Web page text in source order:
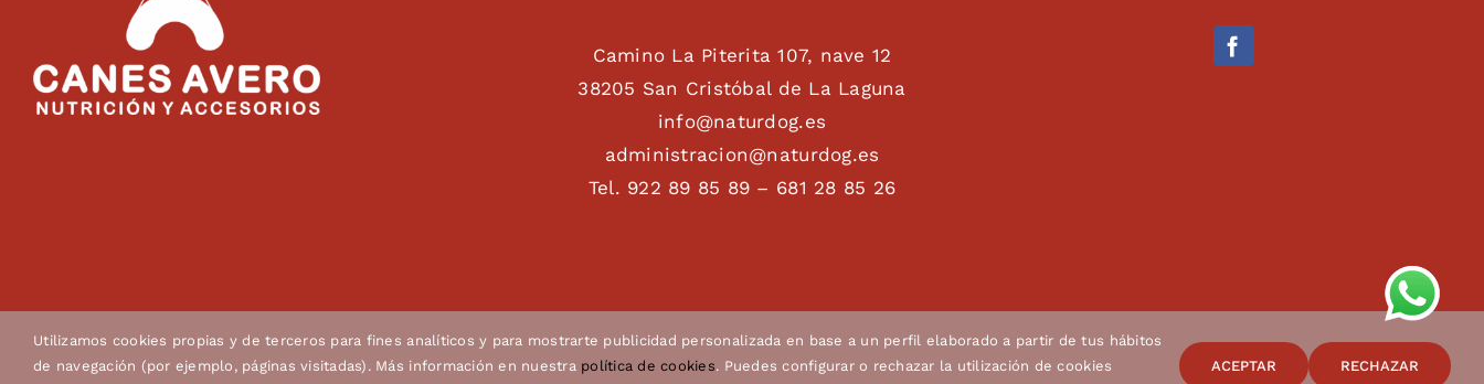
Camino La Piterita 107, nave 12
38205 San Cristóbal de La Laguna
info@naturdog.es
administracion@naturdog.es
Tel. 922 89 85 89 – 681 28 85 26
© Copyright 2022 - 2026 | Canes Avero, s.l.u. |Aviso legal|Política de privacidad|Política de cookies |Condiciones de compra | Diseño deImagenia
Utilizamos cookies propias y de terceros para fines analíticos y para mostrarte publicidad personalizada en base a un perfil elaborado a partir de tus hábitos
de navegación (por ejemplo, páginas visitadas). Más información en nuestra política de cookies. Puedes configurar o rechazar la utilización de cookies
ACEPTAR RECHAZAR